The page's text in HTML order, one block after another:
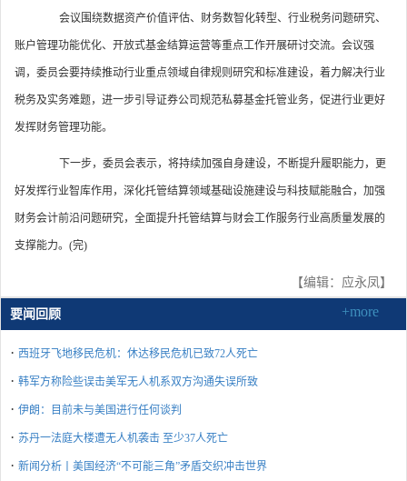
会议围绕数据资产价值评估、财务数智化转型、行业税务问题研究、
账户管理功能优化、开放式基金结算运营等重点工作开展研讨交流。会议强
调，委员会要持续推动行业重点领域自律规则研究和标准建设，着力解决行业
税务及实务难题，进一步引导证券公司规范私募基金托管业务，促进行业更好
发挥财务管理功能。
下一步，委员会表示，将持续加强自身建设，不断提升履职能力，更
好发挥行业智库作用，深化托管结算领域基础设施建设与科技赋能融合，加强
财务会计前沿问题研究，全面提升托管结算与财会工作服务行业高质量发展的
支撑能力。(完)
【编辑：应永凤】
要闻回顾 +more
· 西班牙飞地移民危机：休达移民危机已致72人死亡
· 韩军方称险些误击美军无人机系双方沟通失误所致
· 伊朗：目前未与美国进行任何谈判
· 苏丹一法庭大楼遭无人机袭击 至少37人死亡
· 新闻分析丨美国经济“不可能三角”矛盾交织冲击世界